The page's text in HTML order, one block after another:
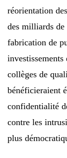
réorientation
des milliards de
fabrication de
investissements
collèges de
bénéficieraient
confidentialité
contre les
plus